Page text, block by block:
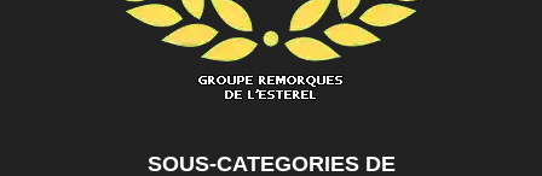
SOUS-CATEGORIES DE